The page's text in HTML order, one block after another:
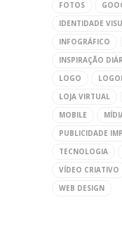
FOTOS
IDENTIDADE
INFOGRÁFICO
INSPIRAÇÃO
LOGO
LOJA VIRTUAL
MOBILE
PUBLICIDADE
TECNOLOGIA
VÍDEO CRIATIVO
WEB DESIGN